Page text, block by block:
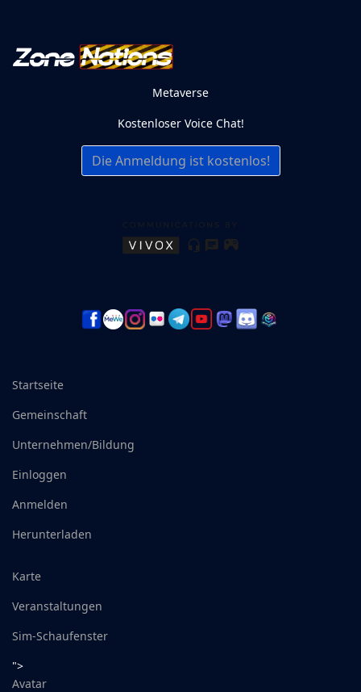
Metaverse
Kostenloser Voice Chat!
Die Anmeldung ist kostenlos!
Startseite
Gemeinschaft
Unternehmen/Bildung
Einloggen
Anmelden
Herunterladen
Karte
Veranstaltungen
Sim-Schaufenster
">
Avatar